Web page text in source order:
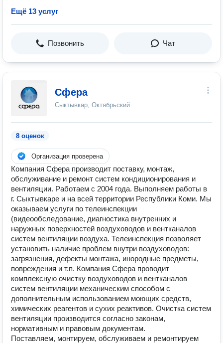
Ещё 13 услуг
Позвонить Чат
Сфера
Сыктывкар, Октябрьский
8 оценок
Организация проверена
Компания Сфера производит поставку, монтаж,
обслуживание и ремонт систем кондиционирования и
вентиляции. Работаем с 2004 года. Выполняем работы в
г. Сыктывкаре и на всей территории Республики Коми. Мы
оказываем услуги по телеинспекции
(видеообследование, диагностика внутренних и
наружных поверхностей воздуховодов и вентканалов
систем вентиляции воздуха. Телеинспекция позволяет
установить наличие проблем внутри воздуховодов:
загрязнения, дефекты монтажа, инородные предметы,
повреждения и т.п. Компания Сфера проводит
комплексную очистку воздуховодов и вентканалов
систем вентиляции механическим способом с
дополнительным использованием моющих средств,
химических реагентов и сухих реактивов. Очистка систем
вентиляции производится согласно законам,
нормативным и правовым документам.
Поставляем, монтируем, обслуживаем и ремонтируем